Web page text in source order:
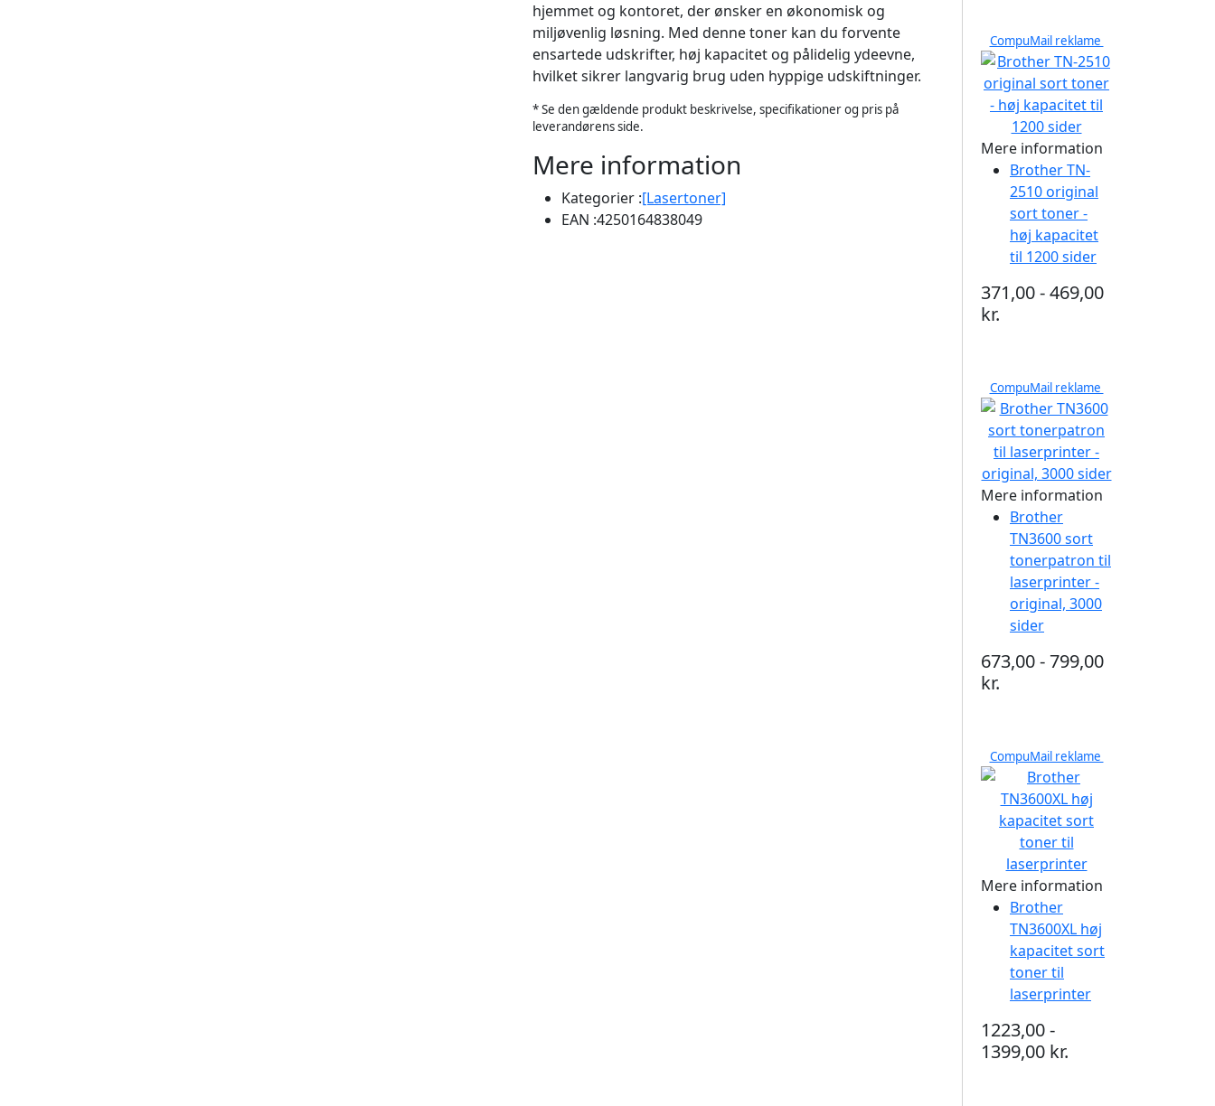
hjemmet og kontoret, der ønsker en økonomisk og
miljøvenlig løsning. Med denne toner kan du forvente
ensartede udskrifter, høj kapacitet og pålidelig ydeevne,
hvilket sikrer langvarig brug uden hyppige udskiftninger.
* Se den gældende produkt beskrivelse, specifikationer og pris på
leverandørens side.
Mere information
Kategorier :[Lasertoner]
EAN :4250164838049
CompuMail reklame
Mere information
Brother TN-
2510 original
sort toner -
høj kapacitet
til 1200 sider
371,00 - 469,00
kr.
CompuMail reklame
Mere information
Brother
TN3600 sort
tonerpatron til
laserprinter -
original, 3000
sider
673,00 - 799,00
kr.
CompuMail reklame
Mere information
Brother
TN3600XL høj
kapacitet sort
toner til
laserprinter
1223,00 -
1399,00 kr.